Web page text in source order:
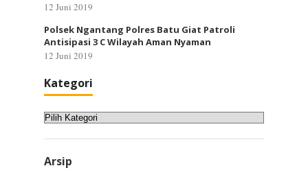
12 Juni 2019
Polsek Ngantang Polres Batu Giat Patroli
Antisipasi 3 C Wilayah Aman Nyaman
12 Juni 2019
Kategori
Kategori
Arsip